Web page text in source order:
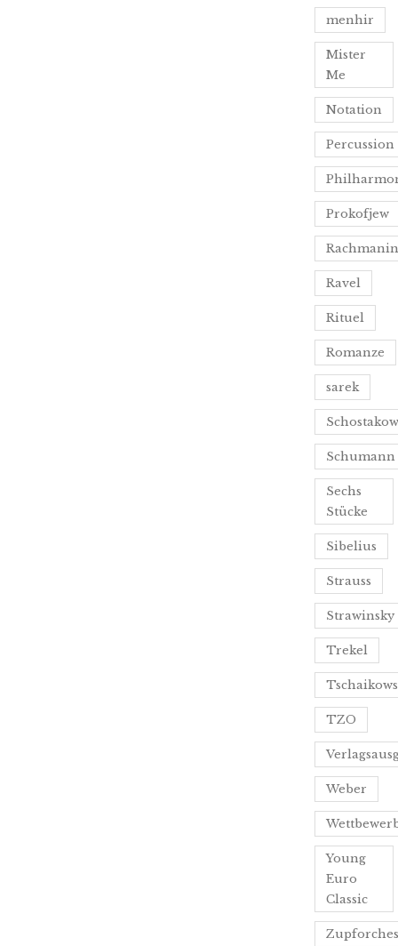
menhir
Mister
Me
Notation
Percussion
Prokofjew
Ravel
Rituel
Romanze
sarek
Schumann
Sechs
Stücke
Sibelius
Strauss
Strawinsky
Trekel
TZO
Weber
Young
Euro
Classic